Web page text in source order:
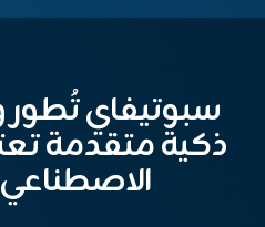
سبوتيفاي
ذكية متقدمة
الاصطناعي